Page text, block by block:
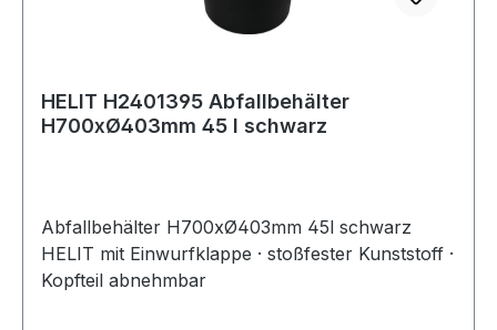
HELIT H2401395 Abfallbehälter
H700xØ403mm 45 l schwarz
Abfallbehälter H700xØ403mm 45l schwarz
HELIT mit Einwurfklappe · stoßfester Kunststoff ·
Kopfteil abnehmbar